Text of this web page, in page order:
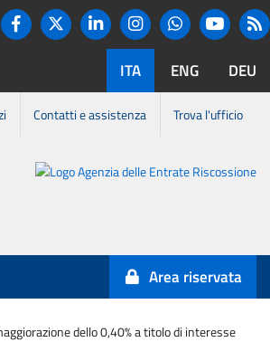
Twitter
LinkedinInstagram
ITA ENG DEU
Contatti e assistenza Trova l'ufficio
Agenzia
Entrate-
Riscossione
Area riservata
dello 0,40% a titolo di interesse